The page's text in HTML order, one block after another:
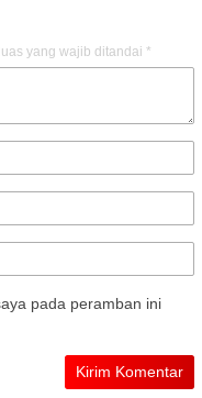
yang wajib ditandai *
pada peramban ini